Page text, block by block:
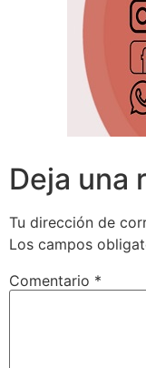
Deja una
Tu dirección de
Los campos
Comentario *